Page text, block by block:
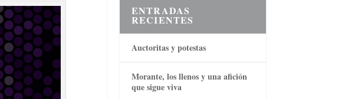
ENTRADAS
RECIENTES
Auctoritas y potestas
Morante, los llenos y una afición
que sigue viva